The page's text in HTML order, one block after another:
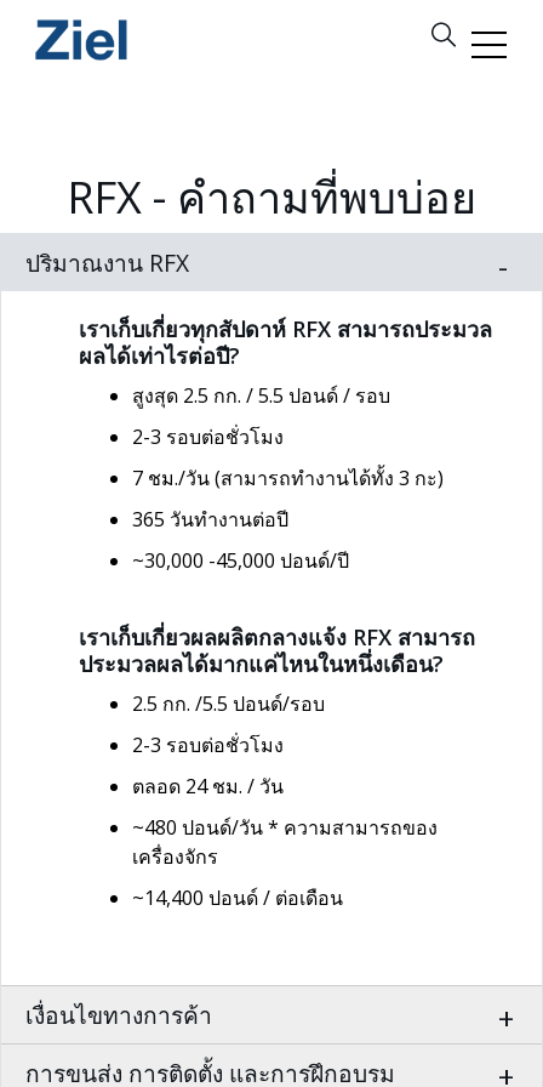
RFX - คำถามที่พบบ่อย
ปริมาณงาน RFX
เราเก็บเกี่ยวทุกสัปดาห์ RFX สามารถประมวล
ผลได้เท่าไรต่อปี?
สูงสุด 2.5 กก. / 5.5 ปอนด์ / รอบ
2-3 รอบต่อชั่วโมง
7 ชม./วัน (สามารถทำงานได้ทั้ง 3 กะ)
365 วันทำงานต่อปี
~30,000 -45,000 ปอนด์/ปี
เราเก็บเกี่ยวผลผลิตกลางแจ้ง RFX สามารถ
ประมวลผลได้มากแค่ไหนในหนึ่งเดือน?
2.5 กก. /5.5 ปอนด์/รอบ
2-3 รอบต่อชั่วโมง
ตลอด 24 ชม. / วัน
~480 ปอนด์/วัน * ความสามารถของ
เครื่องจักร
~14,400 ปอนด์ / ต่อเดือน
เงื่อนไขทางการค้า
การขนส่ง การติดตั้ง และการฝึกอบรม